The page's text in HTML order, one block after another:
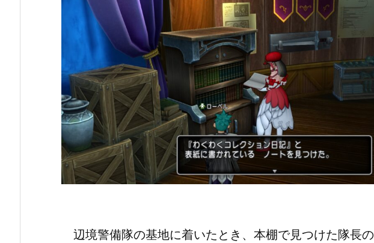
辺境警備隊の基地に着いたとき、本棚で見つけた隊長の